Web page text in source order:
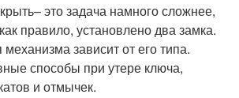
это задача намного сложнее,
правило, установлено два замка.
зависит от его типа.
способы при утере ключа,
и отмычек.